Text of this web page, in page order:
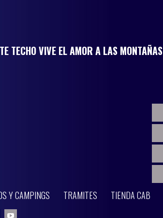
TECHO VIVE EL AMOR A LAS MONTAÑAS
Y CAMPINGS TRAMITES TIENDA CAB